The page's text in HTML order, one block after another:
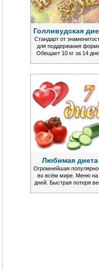
Голливудская
Стандарт от
для поддержания
Обещает 10 кг за 14
Любимая диета
Огромнейшая
во всём мире. Меню на
дней. Быстрая потеря